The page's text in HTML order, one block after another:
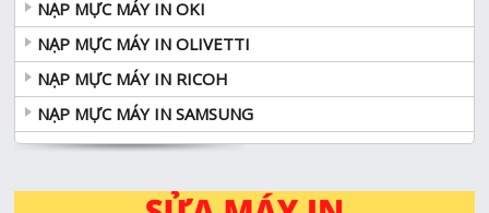
NẠP MỰC MÁY IN OKI
NẠP MỰC MÁY IN OLIVETTI
NẠP MỰC MÁY IN RICOH
NẠP MỰC MÁY IN SAMSUNG